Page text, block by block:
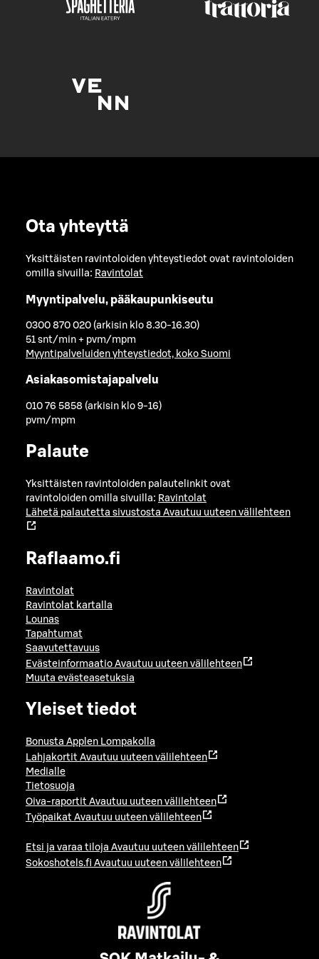
Ota yhteyttä
Yksittäisten ravintoloiden yhteystiedot ovat ravintoloiden
omilla sivuilla: Ravintolat
Myyntipalvelu, pääkaupunkiseutu
0300 870 020 (arkisin klo 8.30-16.30)
51 snt/min + pvm/mpm
Myyntipalveluiden yhteystiedot, koko Suomi
Asiakasomistajapalvelu
010 76 5858 (arkisin klo 9-16)
pvm/mpm
Palaute
Yksittäisten ravintoloiden palautelinkit ovat
ravintoloiden omilla sivuilla: Ravintolat
Lähetä palautetta sivustosta Avautuu uuteen välilehteen
Raflaamo.fi
Ravintolat
Ravintolat kartalla
Lounas
Tapahtumat
Saavutettavuus
Evästeinformaatio Avautuu uuteen välilehteen
Muuta evästeasetuksia
Yleiset tiedot
Bonusta Applen Lompakolla
Lahjakortit Avautuu uuteen välilehteen
Medialle
Tietosuoja
Oiva-raportit Avautuu uuteen välilehteen
Työpaikat Avautuu uuteen välilehteen
Etsi ja varaa tiloja Avautuu uuteen välilehteen
Sokoshotels.fi Avautuu uuteen välilehteen